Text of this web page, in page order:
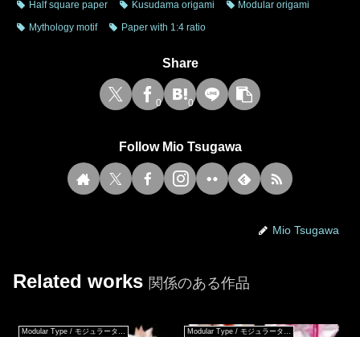
Half square paper Kusudama origami
Modular origami
Mythology motif
Paper with 1:4 ratio
Share
0 0
Follow Mio Tsugawa
Mio Tsugawa
Related works 関係のある作品
Modular Type / モジュラータイプ Modular Type / モジュラータイプ